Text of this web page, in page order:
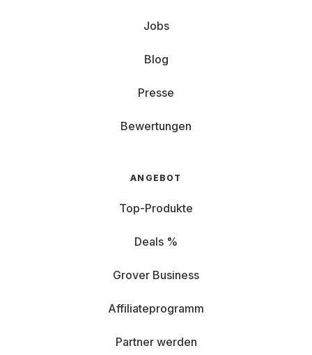
Jobs
Blog
Presse
Bewertungen
ANGEBOT
Top-Produkte
Deals %
Grover Business
Affiliateprogramm
Partner werden